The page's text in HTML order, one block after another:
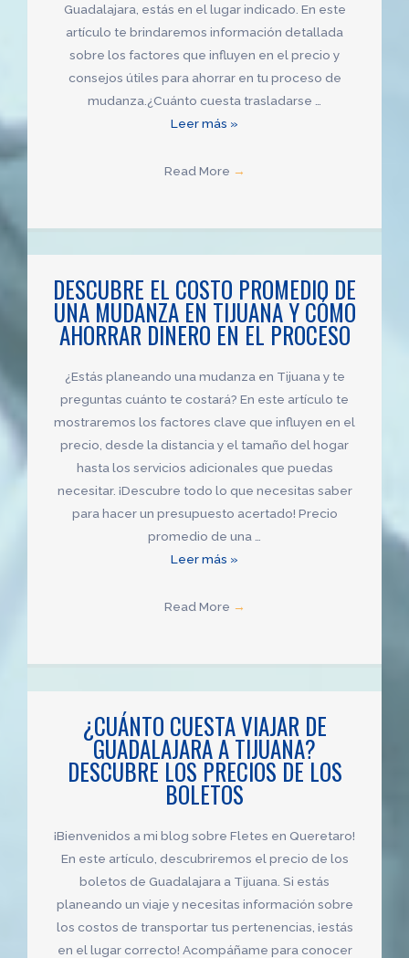
Guadalajara, estás en el lugar indicado. En este
artículo te brindaremos información detallada
sobre los factores que influyen en el precio y
consejos útiles para ahorrar en tu proceso de
mudanza.¿Cuánto cuesta trasladarse …
¿Cuánto
el
una
mudanza
en
Guadalajara?
Leer más »
Read More →
DESCUBRE EL COSTO PROMEDIO DE
UNA MUDANZA EN TIJUANA Y CÓMO
AHORRAR DINERO EN EL PROCESO
¿Estás planeando una mudanza en Tijuana y te
preguntas cuánto te costará? En este artículo te
mostraremos los factores clave que influyen en el
precio, desde la distancia y el tamaño del hogar
hasta los servicios adicionales que puedas
necesitar. ¡Descubre todo lo que necesitas saber
para hacer un presupuesto acertado! Precio
promedio de una …
Descubre
costo
mudanza
en
Tijuana
y
cómo
ahorrar
dinero
en
el
proceso
Leer más »
Read More →
¿CUÁNTO CUESTA VIAJAR DE
GUADALAJARA A TIJUANA?
DESCUBRE LOS PRECIOS DE LOS
BOLETOS
¡Bienvenidos a mi blog sobre Fletes en Queretaro!
En este artículo, descubriremos el precio de los
boletos de Guadalajara a Tijuana. Si estás
planeando un viaje y necesitas información sobre
los costos de transportar tus pertenencias, ¡estás
en el lugar correcto! Acompáñame para conocer